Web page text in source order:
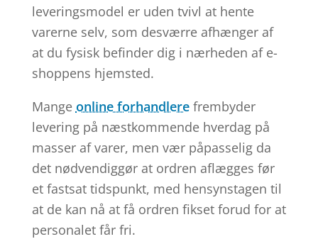
leveringsmodel er uden tvivl at hente
varerne selv, som desværre afhænger af
at du fysisk befinder dig i nærheden af e-
shoppens hjemsted.
Mange online forhandlerefrembyder
levering på næstkommende hverdag på
masser af varer, men vær påpasselig da
det nødvendiggør at ordren aflægges før
et fastsat tidspunkt, med hensynstagen til
at de kan nå at få ordren fikset forud for at
personalet får fri.